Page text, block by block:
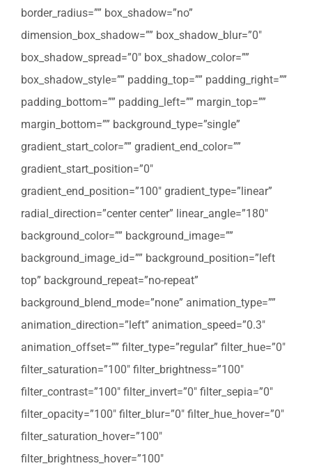
border_radius=”” box_shadow=”no”
dimension_box_shadow=”” box_shadow_blur=”0″
box_shadow_spread=”0″ box_shadow_color=””
box_shadow_style=”” padding_top=”” padding_right=””
padding_bottom=”” padding_left=”” margin_top=””
margin_bottom=”” background_type=”single”
gradient_start_color=”” gradient_end_color=””
gradient_start_position=”0″
gradient_end_position=”100″ gradient_type=”linear”
radial_direction=”center center” linear_angle=”180″
background_color=”” background_image=””
background_image_id=”” background_position=”left
top” background_repeat=”no-repeat”
background_blend_mode=”none” animation_type=””
animation_direction=”left” animation_speed=”0.3″
animation_offset=”” filter_type=”regular” filter_hue=”0″
filter_saturation=”100″ filter_brightness=”100″
filter_contrast=”100″ filter_invert=”0″ filter_sepia=”0″
filter_opacity=”100″ filter_blur=”0″ filter_hue_hover=”0″
filter_saturation_hover=”100″
filter_brightness_hover=”100″